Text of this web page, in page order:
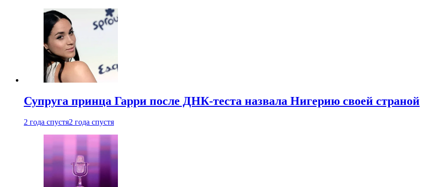
Супруга принца Гарри после ДНК-теста назвала Нигерию своей страной
2 года спустя2 года спустя